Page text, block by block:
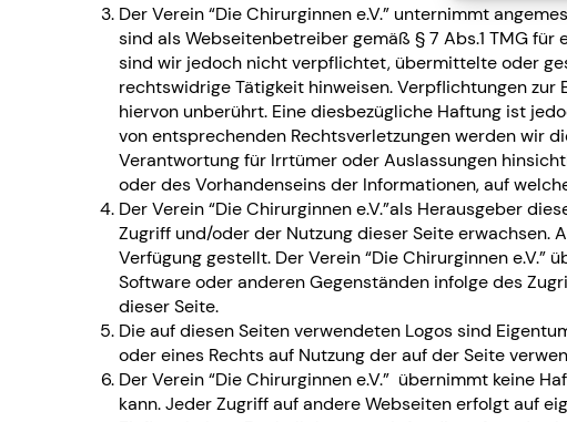
Der Verein “Die Chirurginnen e.V.” unternimmt
sind als Webseitenbetreiber gemäß § 7 Abs.1 TMG
sind wir jedoch nicht verpflichtet, übermittelte oder
rechtswidrige Tätigkeit hinweisen. Verpflichtungen
hiervon unberührt. Eine diesbezügliche Haftung ist
von entsprechenden Rechtsverletzungen werden wir
Verantwortung für Irrtümer oder Auslassungen
oder des Vorhandenseins der Informationen, auf
Der Verein “Die Chirurginnen e.V.”als Herausgeber
Zugriff und/oder der Nutzung dieser Seite erwachsen.
Verfügung gestellt. Der Verein “Die Chirurginnen
Software oder anderen Gegenständen infolge des
dieser Seite.
Die auf diesen Seiten verwendeten Logos sind
oder eines Rechts auf Nutzung der auf der Seite
Der Verein “Die Chirurginnen e.V.” übernimmt keine
kann. Jeder Zugriff auf andere Webseiten erfolgt auf